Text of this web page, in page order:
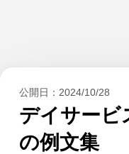
公開日： 2024/10/28
デイサービ
の例文集